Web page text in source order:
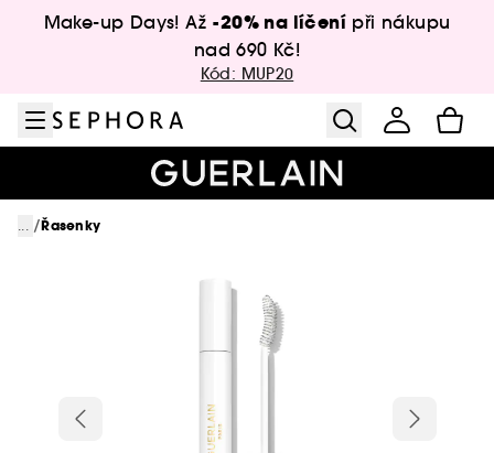
Přejít na hlavní obsah
Make-up Days! Až -20% na líčení při nákupu
nad 690 Kč!
Kód: MUP20
... /Řasenky